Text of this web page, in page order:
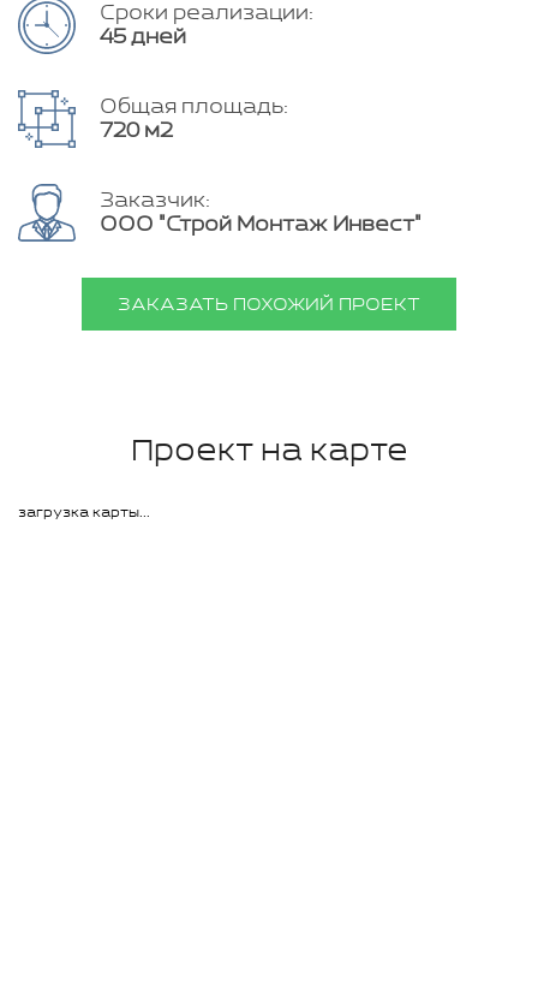
Сроки реализации:
45 дней
Общая площадь:
720 м2
Заказчик:
ООО "Строй Монтаж Инвест"
ЗАКАЗАТЬ ПОХОЖИЙ ПРОЕКТ
Проект на карте
загрузка карты...